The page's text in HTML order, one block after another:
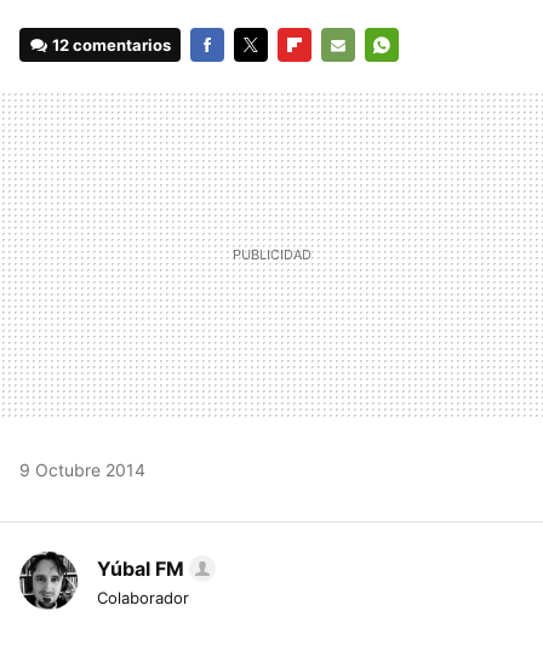
12 comentarios
MAIL
9 Octubre 2014
Yúbal FM
Colaborador